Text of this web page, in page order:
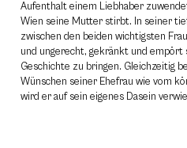
Aufenthalt einem Liebhaber
Wien seine Mutter stirbt. In seiner
zwischen den beiden wichtigsten
und ungerecht, gekränkt und empört
Geschichte zu bringen. Gleichzeitig
Wünschen seiner Ehefrau wie vom
wird er auf sein eigenes Dasein